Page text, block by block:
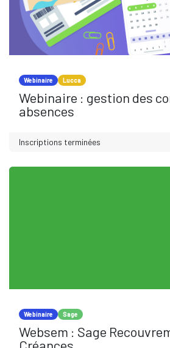
Webinaire Lucca
Webinaire : gestion des
absences
Inscriptions terminées
Webinaire Sage
Websem : Sage